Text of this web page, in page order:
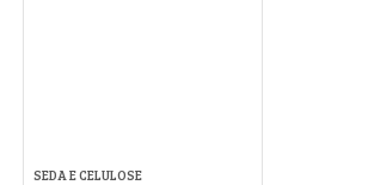
SEDA E CELULOSE